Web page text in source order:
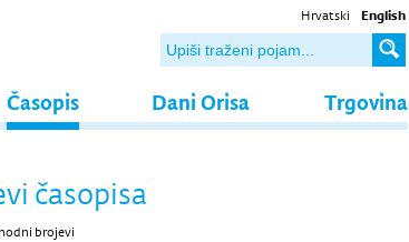
Hrvatski English
Časopis Dani Orisa Trgovina
časopisa
brojevi